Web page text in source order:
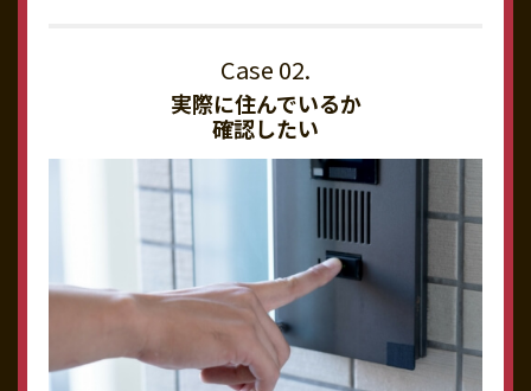
実際に住んでいるか
確認したい